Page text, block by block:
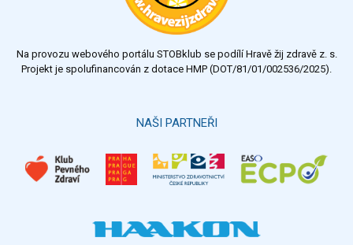
Výsledky Všechny ankety
Na provozu webového portálu STOBklub se podílí Hravě žij zdravě z. s.
Projekt je spolufinancován z dotace HMP (DOT/81/01/002536/2025).
NAŠI PARTNEŘI